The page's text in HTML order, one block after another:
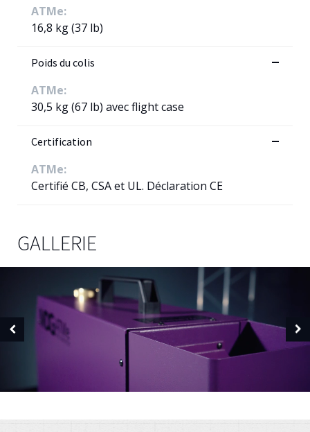
ATMe:
16,8 kg (37 lb)
Poids du colis
ATMe:
30,5 kg (67 lb) avec flight case
Certification
ATMe:
Certifié CB, CSA et UL. Déclaration CE
GALLERIE